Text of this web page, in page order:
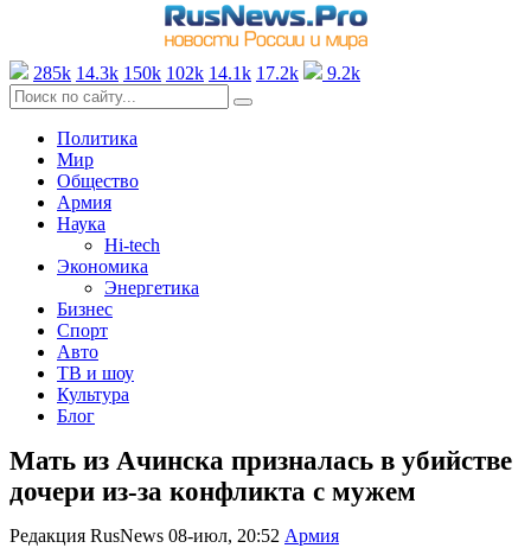
285k 14.3k 150k 102k 14.1k 17.2k 9.2k
Политика
Мир
Общество
Армия
Наука
Hi-tech
Экономика
Энергетика
Бизнес
Спорт
Авто
ТВ и шоу
Культура
Блог
Мать из Ачинска призналась в убийстве
дочери из-за конфликта с мужем
Редакция RusNews 08-июл, 20:52 Армия